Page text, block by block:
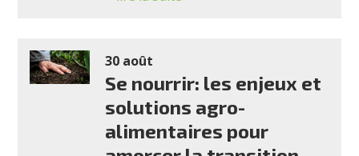
30 août
Se nourrir: les enjeux et
solutions agro-
alimentaires pour